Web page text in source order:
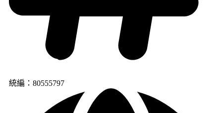
統編：80555797